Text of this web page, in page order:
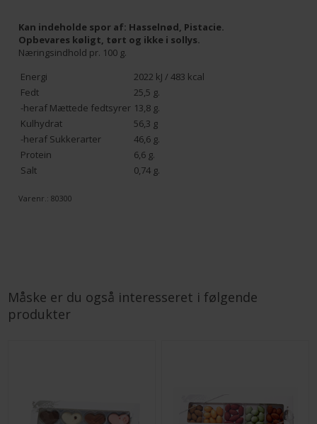
Kan indeholde spor af: Hasselnød, Pistacie.
Opbevares køligt, tørt og ikke i sollys.
Næringsindhold pr. 100 g.
Energi
2022 kJ / 483 kcal
Fedt
25,5 g.
-heraf Mættede fedtsyrer 13,8 g.
Kulhydrat
56,3 g
-heraf Sukkerarter
46,6 g.
Protein
6,6 g.
Salt
0,74 g.
Varenr.:80300
Måske er du også interesseret i følgende
produkter